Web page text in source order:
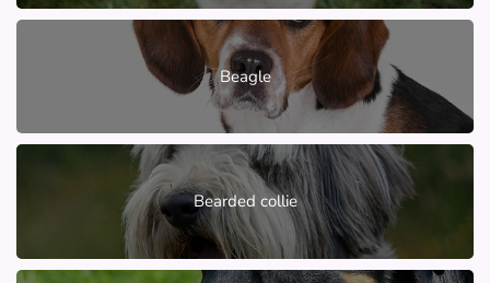
Beagle
Bearded collie